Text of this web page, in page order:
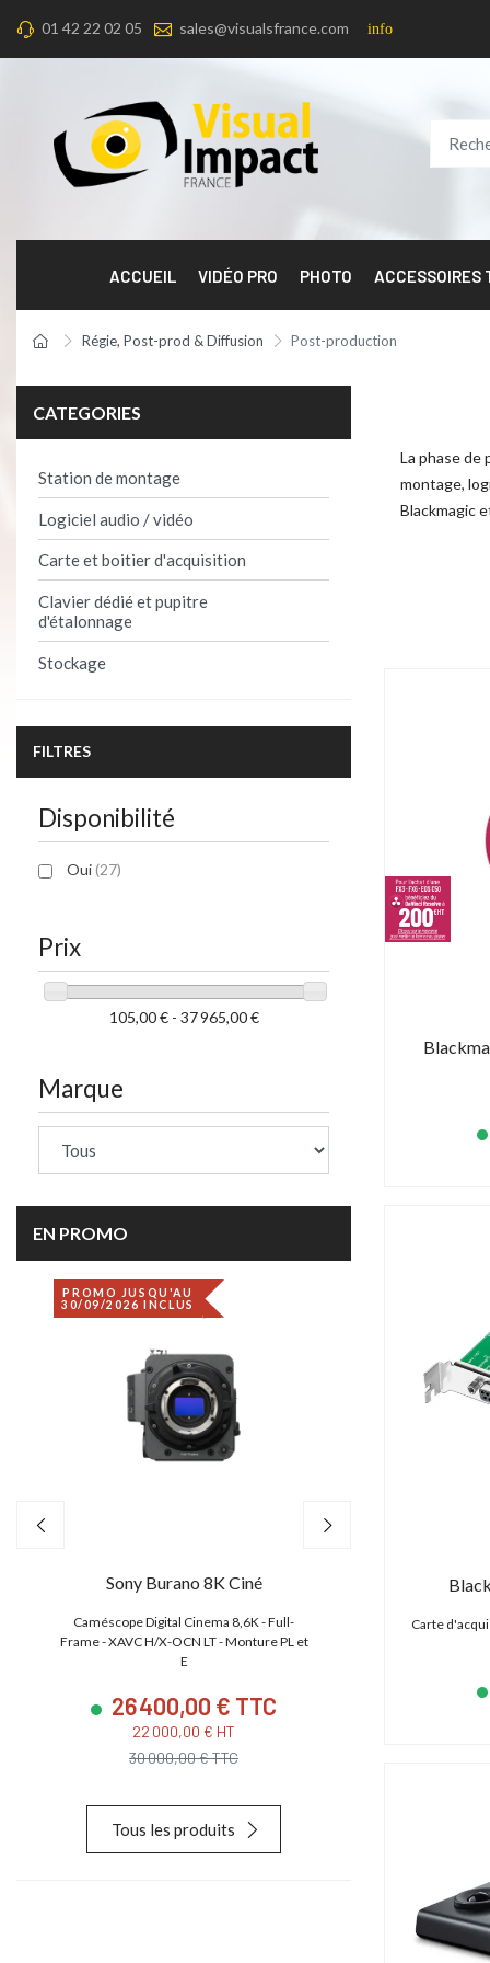
01 42 22 02 05 sales@visualsfrance.com info
ACCUEIL VIDÉO PRO PHOTO ACCESSOIRES
Régie, Post-prod & Diffusion Post-production
CATEGORIES
Station de montage
Logiciel audio / vidéo
Carte et boitier d'acquisition
Clavier dédié et pupitre
d'étalonnage
Stockage
FILTRES
Disponibilité
Oui(27)
Prix
105,00 € - 37 965,00 €
Marque
EN PROMO
PROMO JUSQU'AU
30/09/2026 INCLUS
Sony Burano 8K Ciné
Caméscope Digital Cinema 8,6K - Full-
Frame - XAVC H/X-OCN LT - Monture PL et
E
26 400,00 € TTC
22 000,00 € HT
30 000,00 € TTC
Canon
Caméscope 4K/2K/
23
Tous les produits
La phase
montage,
Blackmagic
Carte